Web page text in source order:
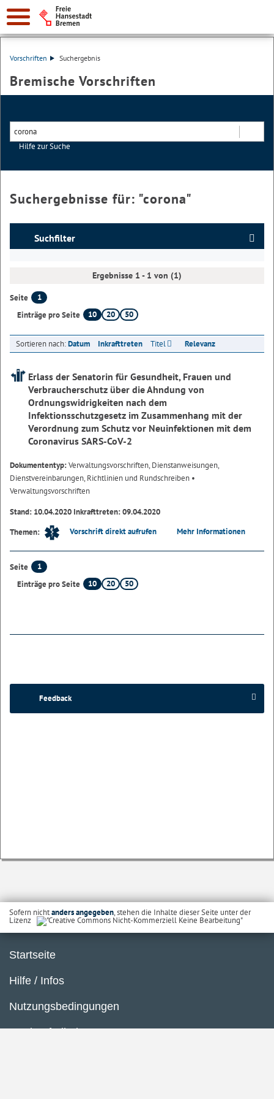
Vorschriften Suchergebnis
Bremische Vorschriften
Hilfe zur Suche
Suchergebnisse für: "corona"
Suchfilter
Ergebnisse 1 - 1 von (1)
Seite
1
Einträge pro Seite
10 20 50
Sortieren nach:Datum Inkrafttreten Titel Relevanz
Erlass der Senatorin für Gesundheit, Frauen und
Verbraucherschutz über die Ahndung von
Ordnungswidrigkeiten nach dem
Infektionsschutzgesetz im Zusammenhang mit der
Verordnung zum Schutz vor Neuinfektionen mit dem
Coronavirus SARS-CoV-2
Dokumententyp:Verwaltungsvorschriften, Dienstanweisungen,
Dienstvereinbarungen, Richtlinien und Rundschreiben •
Verwaltungsvorschriften
Stand: 10.04.2020 Inkrafttreten: 09.04.2020
Themen:
Vorschrift direkt aufrufen Mehr Informationen
Seite
1
Einträge pro Seite
10 20 50
Feedback
Sofern nichtanders angegeben, stehen die Inhalte dieser Seite unter der
Lizenz
Startseite
Hilfe / Infos
Nutzungsbedingungen
Barrierefreiheit